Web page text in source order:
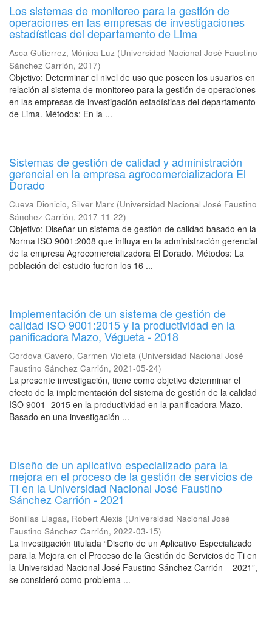
Los sistemas de monitoreo para la gestión de
operaciones en las empresas de investigaciones
estadísticas del departamento de Lima
Asca Gutierrez, Mónica Luz (Universidad Nacional José Faustino
Sánchez Carrión, 2017)
Objetivo: Determinar el nivel de uso que poseen los usuarios en
relación al sistema de monitoreo para la gestión de operaciones
en las empresas de investigación estadísticas del departamento
de Lima. Métodos: En la ...
Sistemas de gestión de calidad y administración
gerencial en la empresa agrocomercializadora El
Dorado
Cueva Dionicio, Silver Marx (Universidad Nacional José Faustino
Sánchez Carrión, 2017-11-22)
Objetivo: Diseñar un sistema de gestión de calidad basado en la
Norma ISO 9001:2008 que influya en la administración gerencial
de la empresa Agrocomercializadora El Dorado. Métodos: La
población del estudio fueron los 16 ...
Implementación de un sistema de gestión de
calidad ISO 9001:2015 y la productividad en la
panificadora Mazo, Végueta - 2018
Cordova Cavero, Carmen Violeta (Universidad Nacional José
Faustino Sánchez Carrión, 2021-05-24)
La presente investigación, tiene como objetivo determinar el
efecto de la implementación del sistema de gestión de la calidad
ISO 9001- 2015 en la productividad en la panificadora Mazo.
Basado en una investigación ...
Diseño de un aplicativo especializado para la
mejora en el proceso de la gestión de servicios de
TI en la Universidad Nacional José Faustino
Sánchez Carrión - 2021
Bonillas Llagas, Robert Alexis (Universidad Nacional José
Faustino Sánchez Carrión, 2022-03-15)
La investigación titulada “Diseño de un Aplicativo Especializado
para la Mejora en el Proceso de la Gestión de Servicios de Ti en
la Universidad Nacional José Faustino Sánchez Carrión – 2021”,
se consideró como problema ...